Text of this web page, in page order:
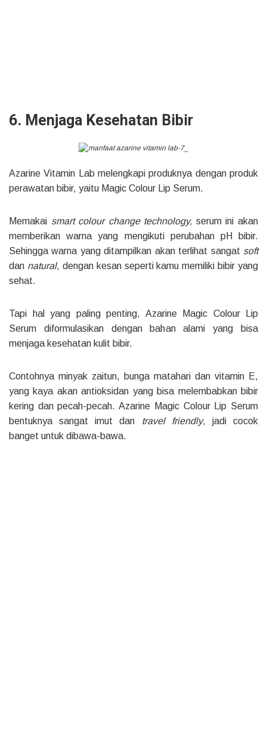
6. Menjaga Kesehatan Bibir
Azarine Vitamin Lab melengkapi produknya dengan produk
perawatan bibir, yaitu Magic Colour Lip Serum.
Memakai smart colour change technology, serum ini akan
memberikan warna yang mengikuti perubahan pH bibir.
Sehingga warna yang ditampilkan akan terlihat sangat soft
dan natural, dengan kesan seperti kamu memiliki bibir yang
sehat.
Tapi hal yang paling penting, Azarine Magic Colour Lip
Serum diformulasikan dengan bahan alami yang bisa
menjaga kesehatan kulit bibir.
Contohnya minyak zaitun, bunga matahari dan vitamin E,
yang kaya akan antioksidan yang bisa melembabkan bibir
kering dan pecah-pecah. Azarine Magic Colour Lip Serum
bentuknya sangat imut dan travel friendly, jadi cocok
banget untuk dibawa-bawa.